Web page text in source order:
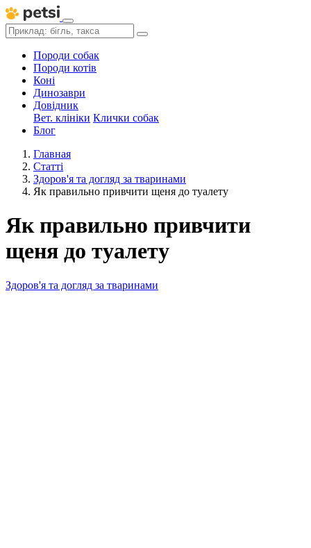
Породи собак
Породи котів
Коні
Динозаври
Довідник
Вет. клініки Клички собак
Блог
Главная
Статті
Здоров'я та догляд за тваринами
Як правильно привчити щеня до туалету
Як правильно привчити
щеня до туалету
Здоров'я та догляд за тваринами